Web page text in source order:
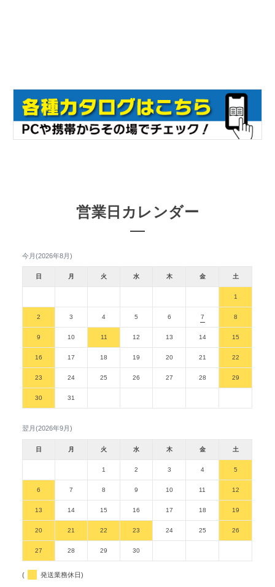
営業日カレンダー
今月(2026年8月)
日 月 火 水 木 金 土
1
2 3 4 5 6 7 8
9 10 11 12 13 14 15
16 17 18 19 20 21 22
23 24 25 26 27 28 29
30 31
翌月(2026年9月)
日 月 火 水 木 金 土
1 2 3 4 5
6 7 8 9 10 11 12
13 14 15 16 17 18 19
20 21 22 23 24 25 26
27 28 29 30
( 発送業務休日)